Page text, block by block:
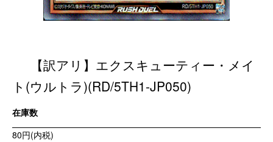
【訳アリ】エクスキューティー・メイ
ト(ウルトラ)(RD/5TH1-JP050)
在庫数
80円(内税)